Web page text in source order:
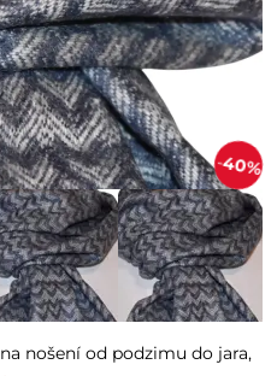
40%
nošení od podzimu do jara,